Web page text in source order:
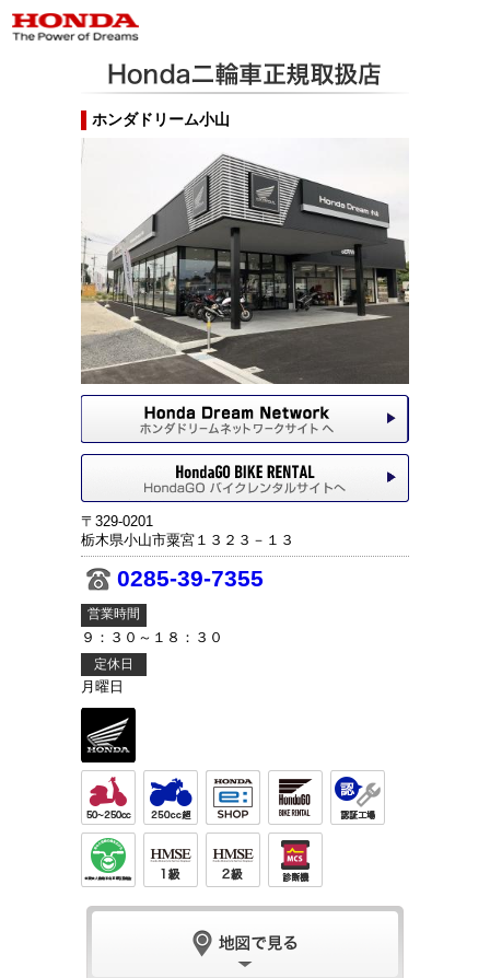
ホンダドリーム小山
〒329-0201
栃木県小山市粟宮１３２３－１３
0285-39-7355
営業時間
９：３０～１８：３０
定休日
月曜日